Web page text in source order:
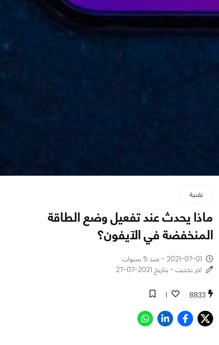
تقنية
ماذا يحدث عند تفعيل وضع الطاقة
المنخفضة في الآيفون؟
2021-07-01 - منذ 5 سنوات
اخر تحديث - بتاريخ 2021-07-27
8833
1